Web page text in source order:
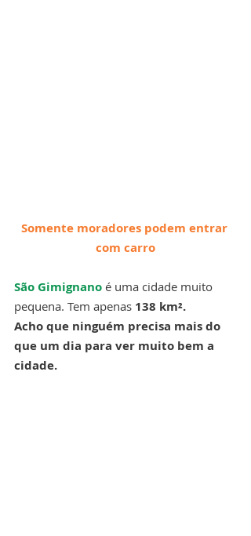
Somente moradores podem entrar
com carro
São Gimignano é uma cidade muito
pequena. Tem apenas 138 km².
Acho que ninguém precisa mais do
que um dia para ver muito bem a
cidade.